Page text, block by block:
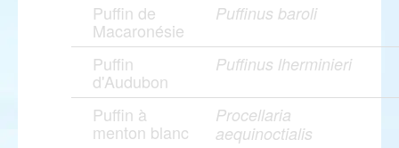
Puffin de
Macaronésie
Puffinus baroli
Puffin
d'Audubon
Puffinus lherminieri
Puffin à
menton blanc
Procellaria
aequinoctialis